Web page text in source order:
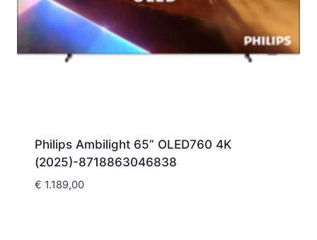
Philips Ambilight 65” OLED760 4K
(2025)-8718863046838
€ 1.189,00